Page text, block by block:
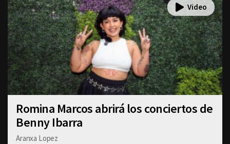
Romina Marcos abrirá los conciertos de
Benny Ibarra
Aranxa Lopez